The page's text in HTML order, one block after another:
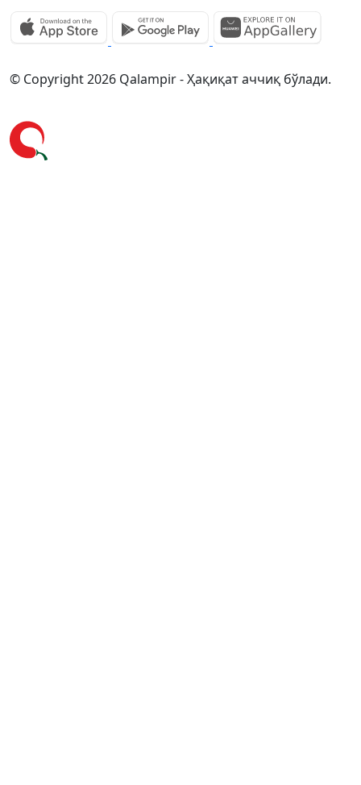
© Copyright 2026 Qalampir - Ҳақиқат аччиқ бўлади.